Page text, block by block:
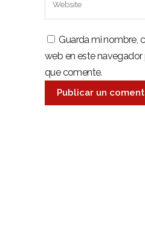
Guarda mi nombre,
web en este navegador
que comente.